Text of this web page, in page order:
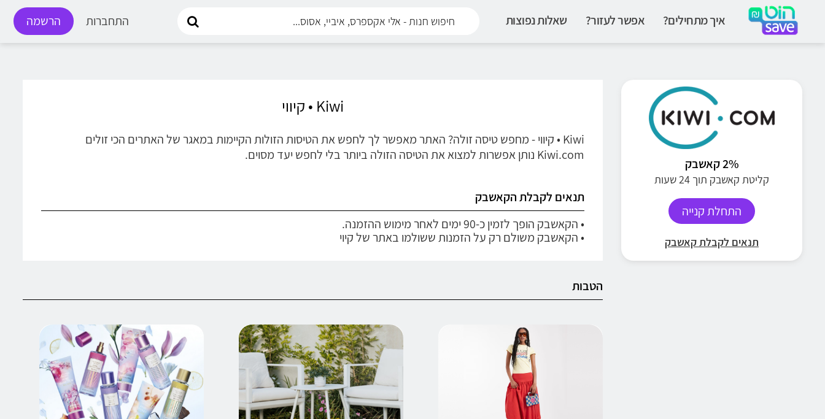
איך מתחילים? אפשר לעזור? שאלות נפוצות הרשמה התחברות
2% קאשבק
קליטת קאשבק תוך 24 שעות
התחלת קנייה
תנאים לקבלת קאשבק
Kiwi • קיווי
Kiwi • קיווי - מחפש טיסה זולה? האתר מאפשר לך לחפש את הטיסות הזולות הקיימות במאגר של האתרים הכי זולים
Kiwi.com נותן אפשרות למצוא את הטיסה הזולה ביותר בלי לחפש יעד מסוים.
תנאים לקבלת הקאשבק
• הקאשבק הופך לזמין כ-90 ימים לאחר מימוש ההזמנה.
• הקאשבק משולם רק על הזמנות ששולמו באתר של קיוי
הטבות